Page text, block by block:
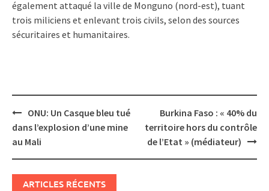
également attaqué la ville de Monguno (nord-est), tuant
trois miliciens et enlevant trois civils, selon des sources
sécuritaires et humanitaires.
Post
navigation
ONU: Un Casque bleu tué
dans l’explosion d’une mine
au Mali
Burkina Faso : « 40% du
territoire hors du contrôle
de l’Etat » (médiateur)
ARTICLES RÉCENTS